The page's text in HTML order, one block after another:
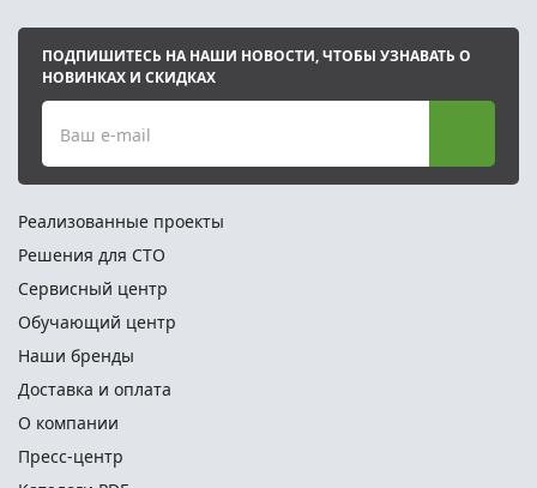
ПОДПИШИТЕСЬ НА НАШИ НОВОСТИ, ЧТОБЫ УЗНАВАТЬ О
НОВИНКАХ И СКИДКАХ
Ваш e-mail
Реализованные проекты
Решения для СТО
Сервисный центр
Обучающий центр
Наши бренды
Доставка и оплата
О компании
Пресс-центр